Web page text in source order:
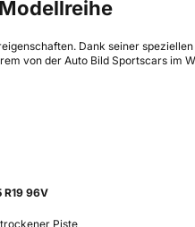
Dank seiner
von der Auto Bild Sportscars im
R19 96V
Piste